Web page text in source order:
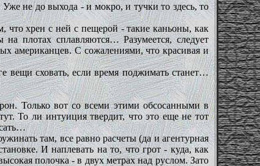
Уже не до выхода - и мокро, и тучки то здесь, то
что хрен с ней с пещерой - такие каньоны, как
плотах сплавляются… Разумеется, следует
американцев. С сожалениями, что красивая и
вещи сховать, если время поджимать станет…
Только вот со всеми этими обсосанными в
То ли интуиция твердит, что это еще не тот
там, все равно расчеты (да и агентурная
И наплевать на то, что грот - куда, как
полочка - в двух метрах над руслом. Зато